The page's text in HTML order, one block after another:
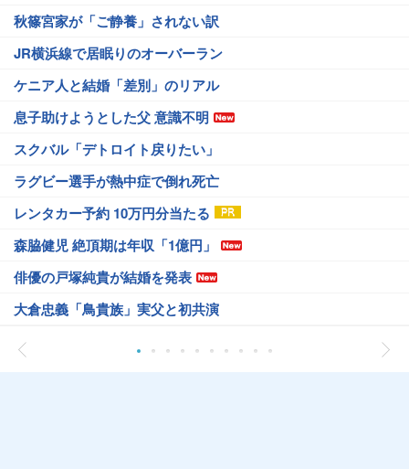
秋篠宮家が「ご静養」されない訳
JR横浜線で居眠りのオーバーラン
ケニア人と結婚「差別」のリアル
息子助けようとした父 意識不明
スクバル「デトロイト戻りたい」
ラグビー選手が熱中症で倒れ死亡
レンタカー予約 10万円分当たる
森脇健児 絶頂期は年収「1億円」
俳優の戸塚純貴が結婚を発表
大倉忠義「鳥貴族」実父と初共演